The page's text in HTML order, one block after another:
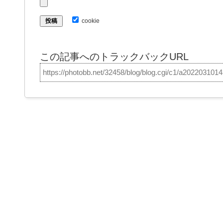
cookie
この記事へのトラックバックURL
https://photobb.net/32458/blog/blog.cgi/c1/